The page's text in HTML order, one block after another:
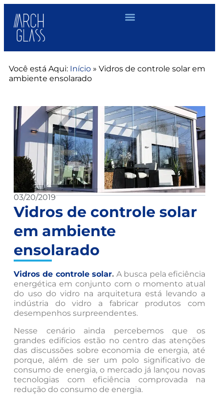
Você está Aqui: Início » Vidros de controle solar em
ambiente ensolarado
03/20/2019
Vidros de controle solar
em ambiente
ensolarado
Vidros de controle solar. A busca pela eficiência
energética em conjunto com o momento atual
do uso do vidro na arquitetura está levando a
indústria do vidro a fabricar produtos com
desempenhos surpreendentes.
Nesse cenário ainda percebemos que os
grandes edifícios estão no centro das atenções
das discussões sobre economia de energia, até
porque, além de ser um polo significativo de
consumo de energia, o mercado já lançou novas
tecnologias com eficiência comprovada na
redução do consumo de energia.